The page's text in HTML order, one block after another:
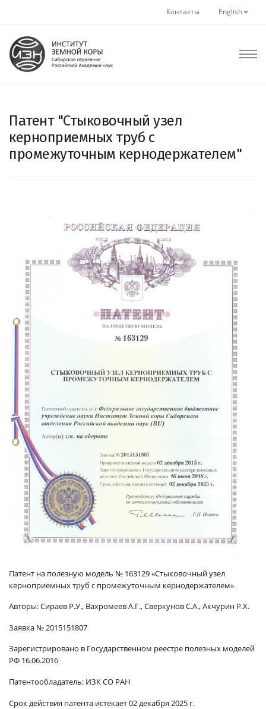
Контакты English
Патент "Стыковочный узел
керноприемных труб с
промежуточным кернодержателем"
Патент на полезную модель № 163129«Стыковочный узел
керноприемных труб с промежуточным кернодержателем»
Авторы:Сираев Р.У., Вахромеев А.Г., Сверкунов С.А., Акчурин Р.Х.
Заявка № 2015151807
Зарегистрировано в Государственном реестре полезных моделей
РФ 16.06.2016
Патентообладатель: ИЗК СО РАН
Срок действия патента истекает 02 декабря 2025 г.